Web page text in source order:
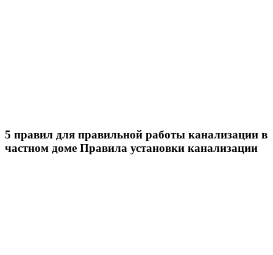
5 правил для правильной работы канализации в
частном доме Правила установки канализации